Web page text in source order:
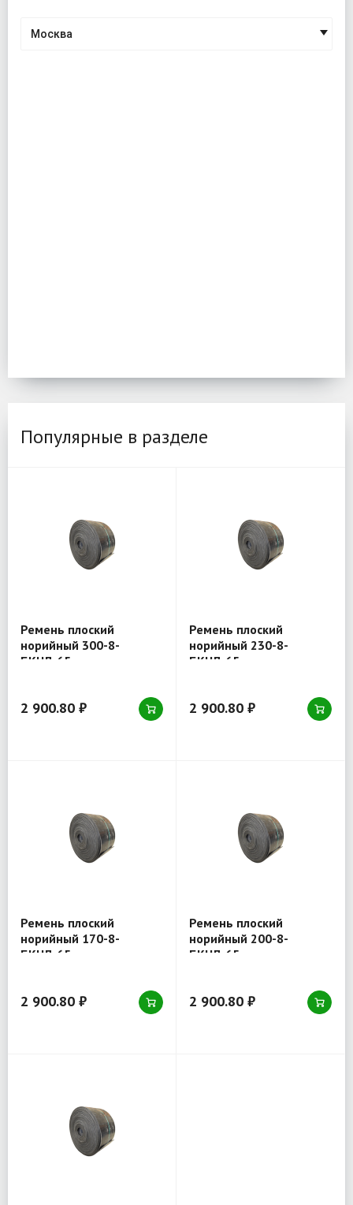
Москва
Популярные в разделе
Ремень плоский
норийный 300-8-
БКНЛ-65
2 900.80 ₽
Ремень плоский
норийный 230-8-
БКНЛ-65
2 900.80 ₽
Ремень плоский
норийный 170-8-
БКНЛ-65
2 900.80 ₽
Ремень плоский
норийный 200-8-
БКНЛ-65
2 900.80 ₽